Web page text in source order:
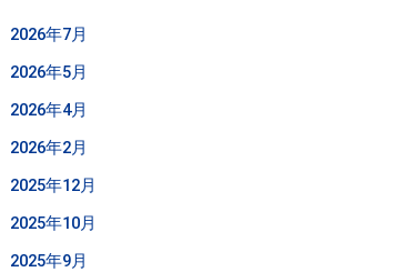
2026年7月
2026年5月
2026年4月
2026年2月
2025年12月
2025年10月
2025年9月